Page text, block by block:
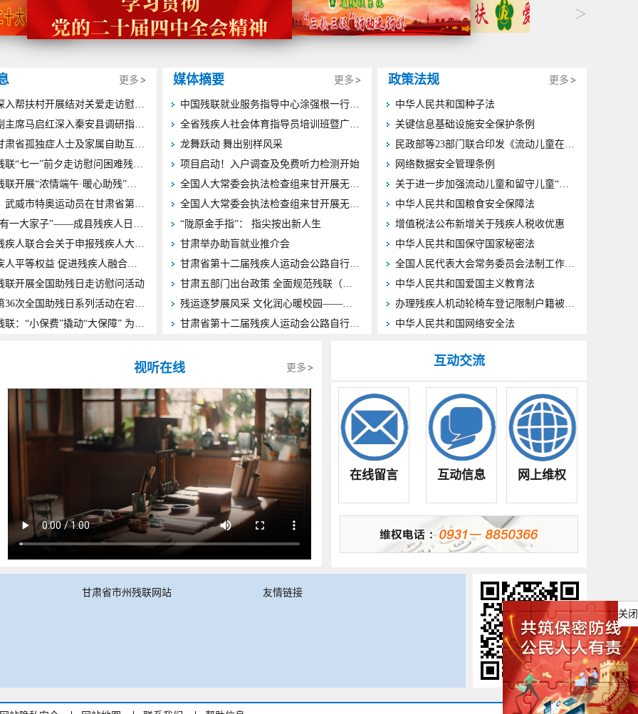
关闭
>
更多
市残联深入帮扶村开展结对关爱走访慰问活动
省肢协副主席马启红深入秦安县调研指导残疾人重点项目建设工作
2026年甘肃省孤独症人士及家属自助互助康复培训班在山丹县举办
庆阳市残联“七一”前夕走访慰问困难残疾人党员
张掖市残联开展“浓情端午·暖心助残”志愿服务活动 残健携手共迎端午佳节
【喜报】武威市特奥运动员在甘肃省第六届特殊奥林匹克运动会上取得优异成绩
“这里，有一大家子”——成县残疾人日间照料中心点亮特殊群体“幸福微光”
两当县残疾人联合会关于申报残疾人大学生就业补贴的公告
保障残疾人平等权益 促进残疾人融合发展｜平凉市第三十六个全国助残日活动温情启幕
联开展全国助残日走访慰问活动
陇南市第36次全国助残日系列活动在宕昌县启动
民乐县残联：“小保费”撬动“大保障” 为1227名困难重度残疾人撑起“安全伞”
媒体摘要 更多
中国残联就业服务指导中心涂强根一行来甘调研高校残疾人毕业生就业工作
全省残疾人社会体育指导员培训班暨广场龙舞项目推广活动在新区举行
龙舞跃动 舞出别样风采
项目启动！入户调查及免费听力检测开始
全国人大常委会执法检查组来甘开展无障碍环境建设法执法检查 郑建邦杨振武胡昌升出席座谈会并讲话
全国人大常委会执法检查组来甘开展无障碍环境建设法执法检查 郑建邦杨振武胡昌升出席座谈会并讲话
“陇原金手指”： 指尖按出新人生
甘肃举办助盲就业推介会
甘肃省第十二届残疾人运动会公路自行车比赛将在定西举行
甘肃五部门出台政策 全面规范残联（残协）专职委员队伍建设
残运逐梦展风采 文化润心暖校园——省残联文化专场活动走进陇西特教学校
甘肃省第十二届残疾人运动会公路自行车比赛在渭源县开赛
政策法规 更多
中华人民共和国种子法
关键信息基础设施安全保护条例
民政部等23部门联合印发《流动儿童在居住地享有关爱服务基础清单工作索引》
网络数据安全管理条例
关于进一步加强流动儿童和留守儿童“精准摸排、精确建档、精细服务”工作的通知
中华人民共和国粮食安全保障法
​增值税法公布新增关于残疾人税收优惠
中华人民共和国保守国家秘密法
全国人民代表大会常务委员会法制工作委员会 关于2025年备案审查工作情况的报告
中华人民共和国爱国主义教育法
办理残疾人机动轮椅车登记限制户籍被喊停、规定网约车不得低于12万元属不合理限制……2025年度备案审查报告公布多起案例
中华人民共和国网络安全法
视听在线 更多 互动交流
在线留言 互动信息 网上维权
甘肃省市州残联网站 友情链接